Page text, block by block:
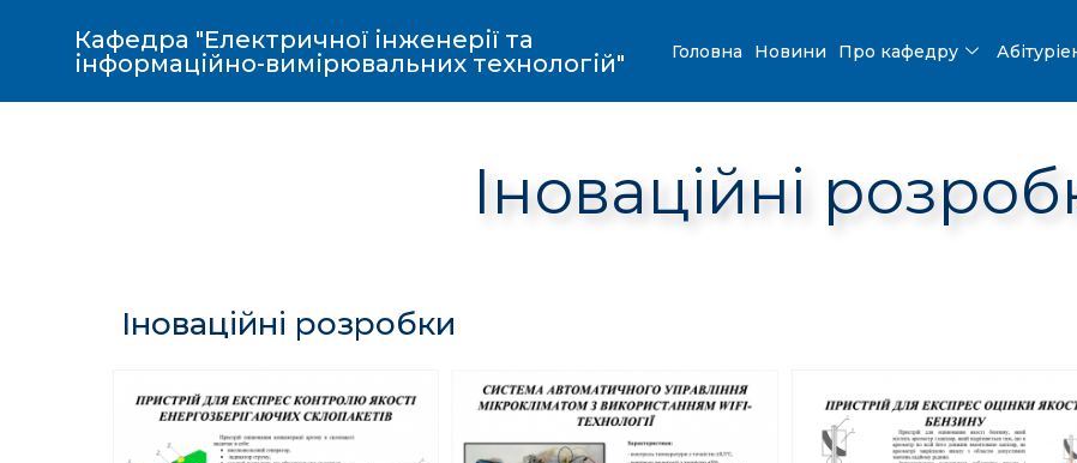
Кафедра "Електричної інженерії та
інформаційно-вимірювальних технологій"
Головна Новини Про кафедру
Іноваційні
Іноваційні розробки